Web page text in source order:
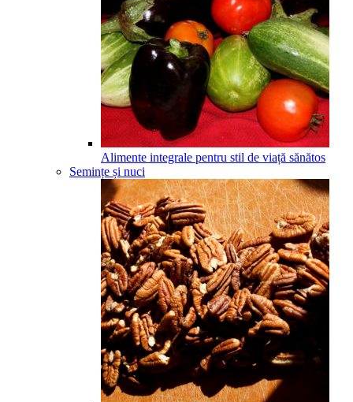
Alimente integrale pentru stil de viață sănătos
Semințe și nuci